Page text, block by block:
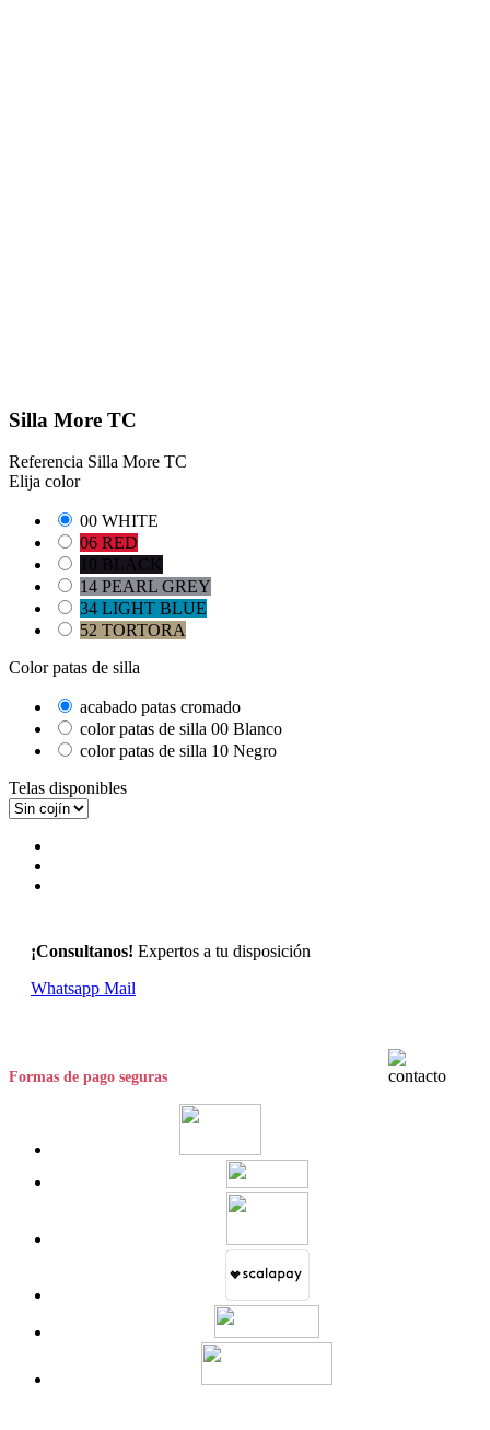
Silla More TC
Referencia Silla More TC
Elija color
00 WHITE
06 RED
10 BLACK
14 PEARL GREY
34 LIGHT BLUE
52 TORTORA
Color patas de silla
acabado patas cromado
color patas de silla 00 Blanco
color patas de silla 10 Negro
Telas disponibles
¡Consultanos! Expertos a tu disposición
Whatsapp Mail
Formas de pago seguras